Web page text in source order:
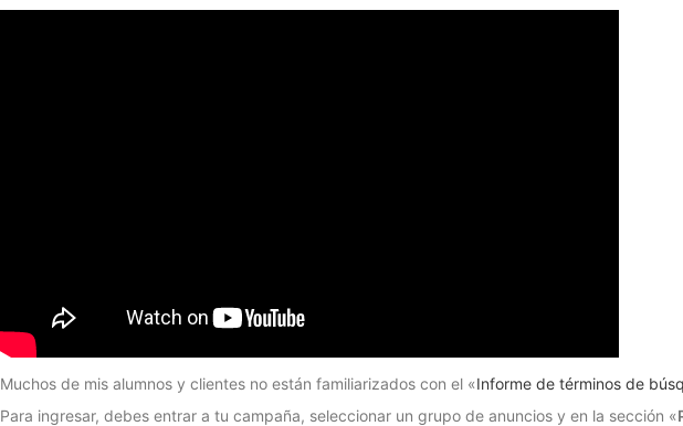
Muchos de mis alumnos y clientes no están familiarizados con el «Informe de términos de
Para ingresar, debes entrar a tu campaña, seleccionar un grupo de anuncios y en la sección «